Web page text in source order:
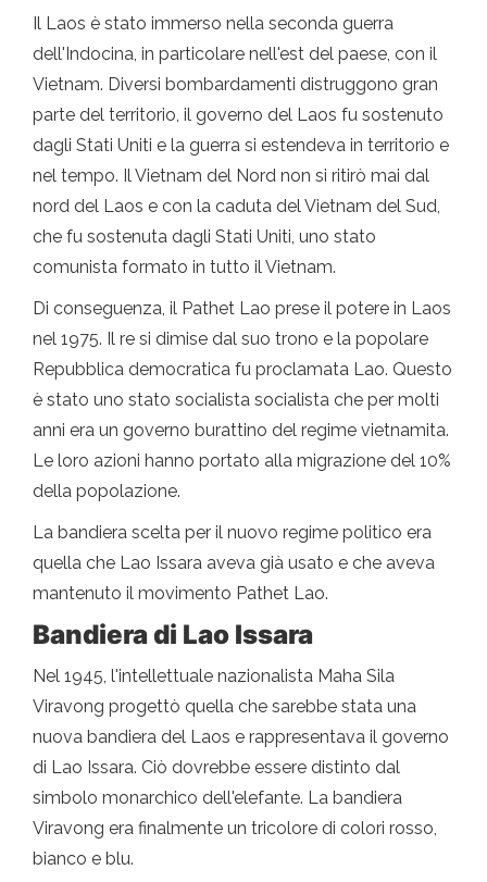
Il Laos è stato immerso nella seconda guerra
dell'Indocina, in particolare nell'est del paese, con il
Vietnam. Diversi bombardamenti distruggono gran
parte del territorio, il governo del Laos fu sostenuto
dagli Stati Uniti e la guerra si estendeva in territorio e
nel tempo. Il Vietnam del Nord non si ritirò mai dal
nord del Laos e con la caduta del Vietnam del Sud,
che fu sostenuta dagli Stati Uniti, uno stato
comunista formato in tutto il Vietnam.
Di conseguenza, il Pathet Lao prese il potere in Laos
nel 1975. Il re si dimise dal suo trono e la popolare
Repubblica democratica fu proclamata Lao. Questo
è stato uno stato socialista socialista che per molti
anni era un governo burattino del regime vietnamita.
Le loro azioni hanno portato alla migrazione del 10%
della popolazione.
La bandiera scelta per il nuovo regime politico era
quella che Lao Issara aveva già usato e che aveva
mantenuto il movimento Pathet Lao.
Bandiera di Lao Issara
Nel 1945, l'intellettuale nazionalista Maha Sila
Viravong progettò quella che sarebbe stata una
nuova bandiera del Laos e rappresentava il governo
di Lao Issara. Ciò dovrebbe essere distinto dal
simbolo monarchico dell'elefante. La bandiera
Viravong era finalmente un tricolore di colori rosso,
bianco e blu.